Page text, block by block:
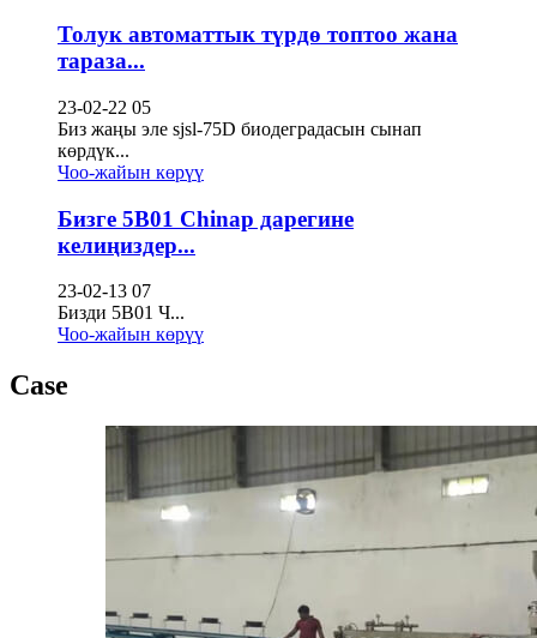
Толук автоматтык түрдө топтоо жана
тараза...
23-02-22 05
Биз жаңы эле sjsl-75D биодеградасын сынап
көрдүк...
Чоо-жайын көрүү
Бизге 5B01 Chinap дарегине
келиңиздер...
23-02-13 07
Бизди 5В01 Ч...
Чоо-жайын көрүү
Case